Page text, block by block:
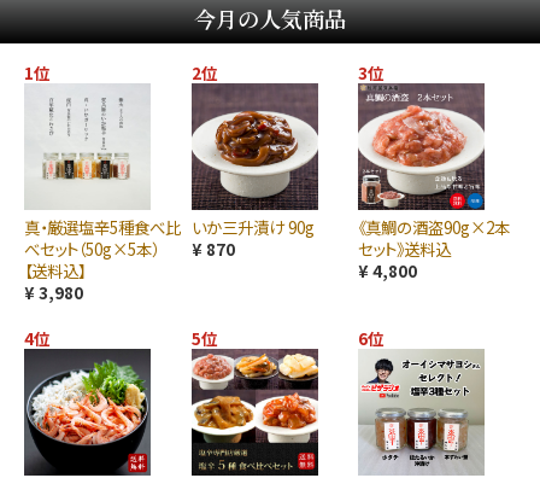
今月の人気商品
1位
真・厳選塩辛5種食べ比
べセット（50g×5本）
【送料込】
¥ 3,980
2位
いか三升漬け 90g
¥ 870
3位
《真鯛の酒盗90g×2本
セット》送料込
¥ 4,800
4位 5位 6位